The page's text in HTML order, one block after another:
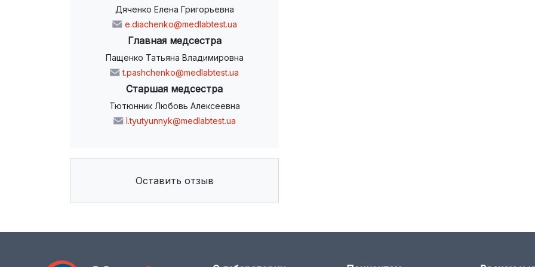
Дяченко Елена Григорьевна
e.diachenko@medlabtest.ua
Главная медсестра
Пащенко Татьяна Владимировна
t.pashchenko@medlabtest.ua
Старшая медсестра
Тютюнник Любовь Алексеевна
l.tyutyunnyk@medlabtest.ua
Оставить отзыв